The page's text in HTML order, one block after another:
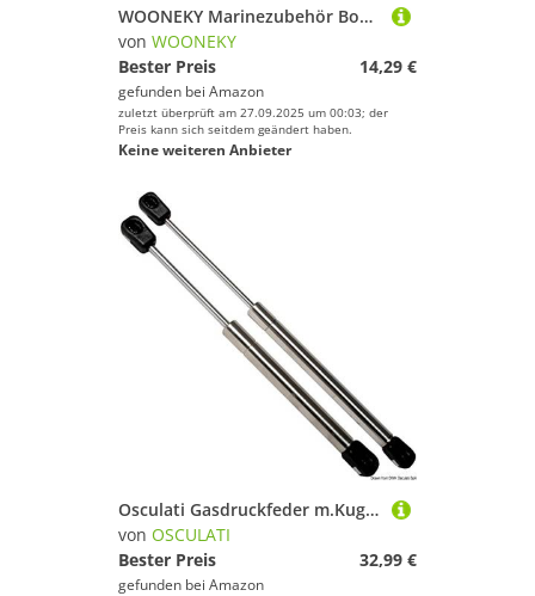
WOONEKY Marinezubehör Bootsbeschläge Beschläge Deckbeschläge Für Schiffe Marine Bootszubehör Backenschiebebeschlag Yachtschienenschieber Bootsschienenbeschläge Schienenschiebebeschlag
von WOONEKY
Bester Preis
14,29 €
gefunden bei Amazon
zuletzt überprüft am 27.09.2025 um 00:03; der
Preis kann sich seitdem geändert haben.
Keine weiteren Anbieter
Osculati Gasdruckfeder m.Kugelkopf AISI 316 305 mm 20 kg
von OSCULATI
Bester Preis
32,99 €
gefunden bei Amazon